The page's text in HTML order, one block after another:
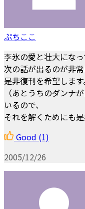
ぷちここ
李氷の愛と壮大になっ
次の話が出るのが非
是非復刊を希望します
（あとうちのダンナ
いるので、
それを解くためにも
Good (1)
2005/12/26